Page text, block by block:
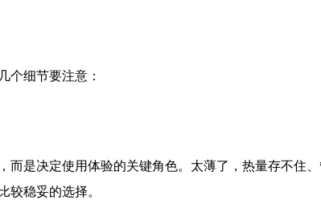
个细节要注意：
而是决定使用体验的关键角色。太薄了，热量存不住
较稳妥的选择。